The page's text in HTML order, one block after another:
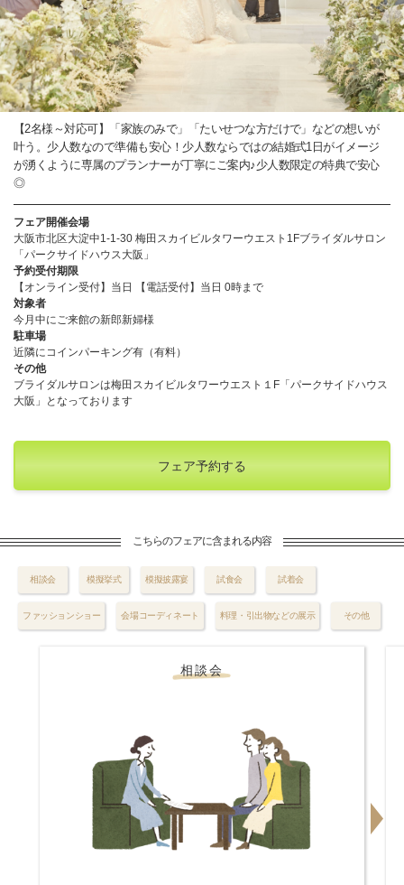
【2名様～対応可】「家族のみで」「たいせつな方だけで」などの想いが
叶う。少人数なので準備も安心！少人数ならではの結婚式1日がイメージ
が湧くように専属のプランナーが丁寧にご案内♪少人数限定の特典で安心
◎
フェア開催会場
大阪市北区大淀中1-1-30 梅田スカイビルタワーウエスト1Fブライダルサロン
「パークサイドハウス大阪」
予約受付期限
【オンライン受付】当日 【電話受付】当日 0時まで
対象者
今月中にご来館の新郎新婦様
駐車場
近隣にコインパーキング有（有料）
その他
ブライダルサロンは梅田スカイビルタワーウエスト１F「パークサイドハウス
大阪」となっております
フェア予約する
こちらのフェアに含まれる内容
相談会 模擬挙式 模擬披露宴 試食会 試着会
ファッションショー 会場コーディネート 料理・引出物などの展示 その他
相談会